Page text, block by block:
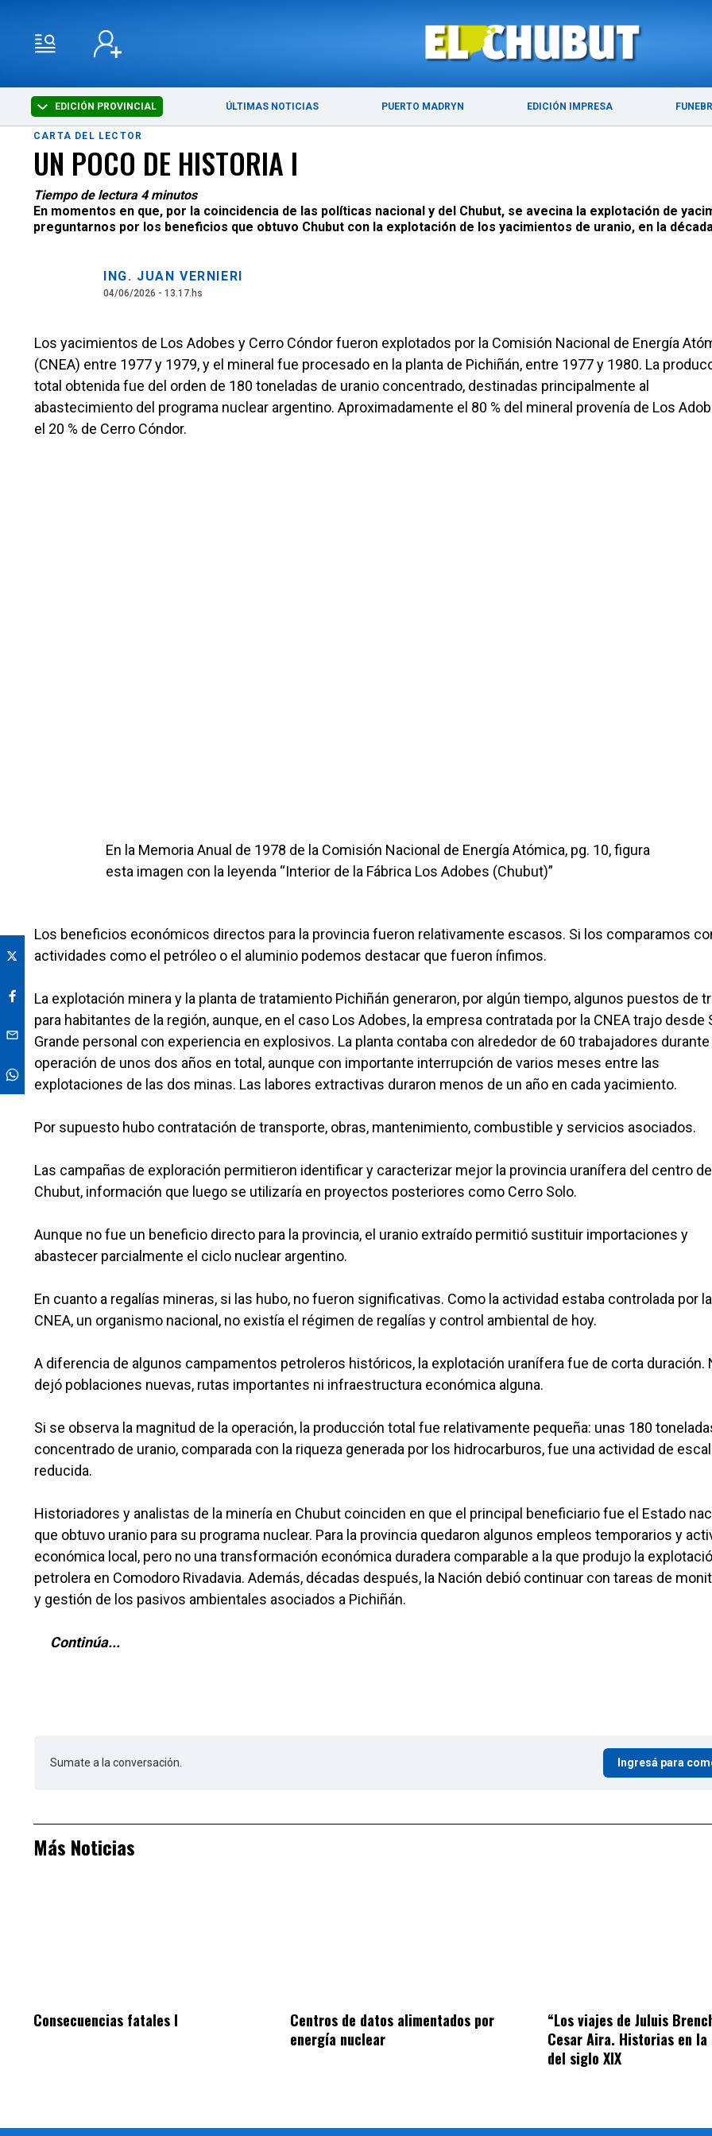
EDICIÓN PROVINCIAL ÚLTIMAS NOTICIAS PUERTO MADRYN EDICIÓN IMPRESA
ÚLTIMAS NOTICIAS PUERTO MADRYN
CARTA DEL LECTOR
UN POCO DE HISTORIA I
Tiempo de lectura 4 minutos
En momentos en que, por la coincidencia de las políticas nacional y del Chubut, se avecina la explotación de
preguntarnos por los beneficios que obtuvo Chubut con la explotación de los yacimientos de uranio, en la
ING. JUAN VERNIERI
04/06/2026 - 13.17.hs
Los yacimientos de Los Adobes y Cerro Cóndor fueron explotados por la Comisión Nacional de Energía
(CNEA) entre 1977 y 1979, y el mineral fue procesado en la planta de Pichiñán, entre 1977 y 1980. La
total obtenida fue del orden de 180 toneladas de uranio concentrado, destinadas principalmente al
abastecimiento del programa nuclear argentino. Aproximadamente el 80 % del mineral provenía de Los
el 20 % de Cerro Cóndor.
En la Memoria Anual de 1978 de la Comisión Nacional de Energía Atómica, pg. 10, figura
esta imagen con la leyenda “Interior de la Fábrica Los Adobes (Chubut)”
Los beneficios económicos directos para la provincia fueron relativamente escasos. Si los comparamos
actividades como el petróleo o el aluminio podemos destacar que fueron ínfimos.
La explotación minera y la planta de tratamiento Pichiñán generaron, por algún tiempo, algunos puestos de
para habitantes de la región, aunque, en el caso Los Adobes, la empresa contratada por la CNEA trajo desde
Grande personal con experiencia en explosivos. La planta contaba con alrededor de 60 trabajadores
operación de unos dos años en total, aunque con importante interrupción de varios meses entre las
explotaciones de las dos minas. Las labores extractivas duraron menos de un año en cada yacimiento.
Por supuesto hubo contratación de transporte, obras, mantenimiento, combustible y servicios asociados.
Las campañas de exploración permitieron identificar y caracterizar mejor la provincia uranífera del centro de
Chubut, información que luego se utilizaría en proyectos posteriores como Cerro Solo.
Aunque no fue un beneficio directo para la provincia, el uranio extraído permitió sustituir importaciones y
abastecer parcialmente el ciclo nuclear argentino.
En cuanto a regalías mineras, si las hubo, no fueron significativas. Como la actividad estaba controlada por la
CNEA, un organismo nacional, no existía el régimen de regalías y control ambiental de hoy.
A diferencia de algunos campamentos petroleros históricos, la explotación uranífera fue de corta duración.
dejó poblaciones nuevas, rutas importantes ni infraestructura económica alguna.
Si se observa la magnitud de la operación, la producción total fue relativamente pequeña: unas 180
concentrado de uranio, comparada con la riqueza generada por los hidrocarburos, fue una actividad de
reducida.
Historiadores y analistas de la minería en Chubut coinciden en que el principal beneficiario fue el Estado
que obtuvo uranio para su programa nuclear. Para la provincia quedaron algunos empleos temporarios y
económica local, pero no una transformación económica duradera comparable a la que produjo la
petrolera en Comodoro Rivadavia. Además, décadas después, la Nación debió continuar con tareas de
y gestión de los pasivos ambientales asociados a Pichiñán.
Continúa...
Sumate a la conversación. Ingresá para
Más Noticias
Consecuencias fatales I
Centros de datos alimentados por
energía nuclear
“Los viajes de Juluis
Cesar Aira. Historias en la
del siglo XIX